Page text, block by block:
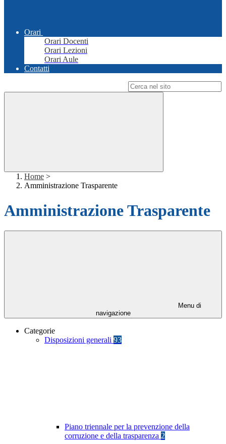
Orari
Orari Docenti
Orari Lezioni
Orari Aule
Contatti
Home >
Amministrazione Trasparente
Amministrazione Trasparente
Menu di
navigazione
Categorie
Disposizioni generali 93
Piano triennale per la prevenzione della
corruzione e della trasparenza 2